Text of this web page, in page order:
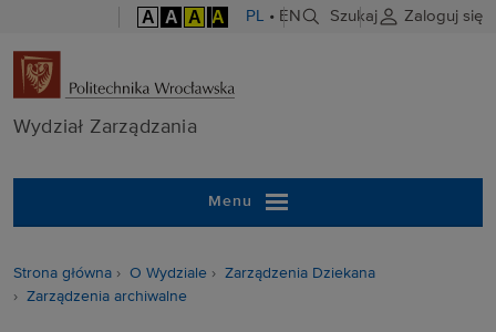
A A A A PL • EN Szukaj Zaloguj się
Wydział
Wydział Zarządzania
Menu
Strona główna O Wydziale
Zarządzenia Dziekana
Zarządzenia archiwalne